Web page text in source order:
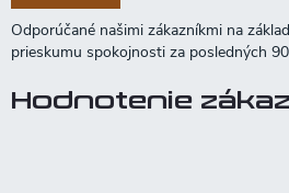
Hodnotenie